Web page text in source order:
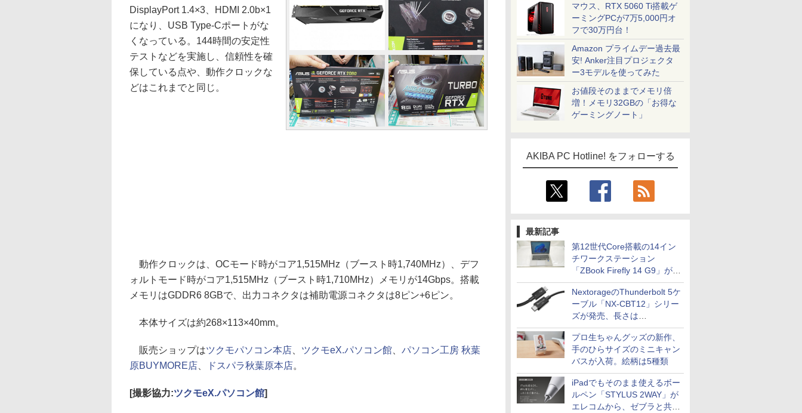
マウス、RTX 5060 Ti搭載ゲ
ーミングPCが7万5,000円オ
フで30万円台！
Amazon プライムデー過去最
安! Anker注目プロジェクタ
ー3モデルを使ってみた
お値段そのままでメモリ倍
増！メモリ32GBの「お得な
ゲーミングノート」
AKIBA PC Hotline! をフォローする
最新記事
第12世代Core搭載の14イン
チワークステーション
「ZBook Firefly 14 G9」が
79,800円！秋葉原で中古PC
セール
NextorageのThunderbolt 5ケ
ーブル「NX-CBT12」シリー
ズが発売、長さは
30cm/50cm/1mの3種類
プロ生ちゃんグッズの新作、
手のひらサイズのミニキャン
バスが入荷。絵柄は5種類
iPadでもそのまま使えるボー
ルペン「STYLUS 2WAY」が
エレコムから、ゼブラと共同
DisplayPort 1.4×3、HDMI 2.0b×1
になり、USB Type-Cポートがな
くなっている。144時間の安定性
テストなどを実施し、信頼性を確
保している点や、動作クロックな
どはこれまでと同じ。
動作クロックは、OCモード時がコア1,515MHz（ブースト時1,740MHz）、デフ
ォルトモード時がコア1,515MHz（ブースト時1,710MHz）メモリが14Gbps。搭載
メモリはGDDR6 8GBで、出力コネクタは補助電源コネクタは8ピン+6ピン。
本体サイズは約268×113×40mm。
販売ショップはツクモパソコン本店 ツクモeX.パソコン館
パソコン工房 秋葉
原BUYMORE店
ドスパラ秋葉原本店。
[撮影協力:ツクモeX.パソコン館]